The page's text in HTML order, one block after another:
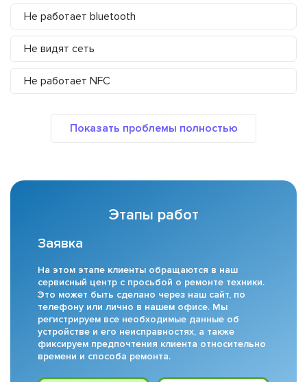
Не работает bluetooth
Не видят сеть
Не работает NFC
Этапы работ
Заявка
На этом этапе клиенты обращаются в наш
сервисный центр с просьбой о ремонте техники.
Это может быть сделано через наш сайт, по
телефону или лично в нашем офисе. Мы
регистрируем все необходимые данные об
устройстве и его неисправностях, а также
фиксируем предпочтения клиента относительно
времени и способа ремонта.